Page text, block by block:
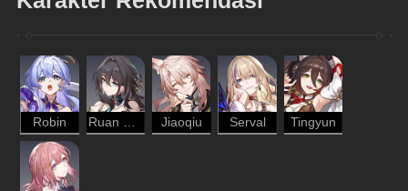
Robin Jiaoqiu Serval Tingyun